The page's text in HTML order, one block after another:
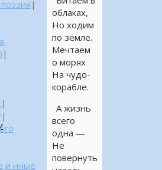
облаках,
Но ходим
по земле.
Мечтаем
о морях
На чудо-
корабле.
А жизнь
всего
одна —
Не
повернуть
|
|
|
|
и иные